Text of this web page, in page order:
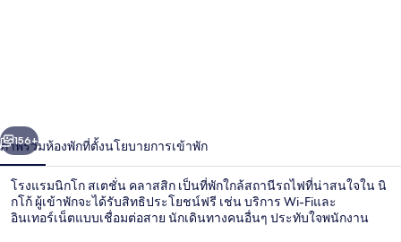
ส
เตชั่
น
า
ถัดไป
156+
ภาพรวมห้องพักที่ตั้งนโยบายการเข้าพัก
โรงแรมนิกโก สเตชั่น คลาสสิก เป็นที่พักใกล้สถานีรถไฟที่น่าสนใจใน นิ
กโก้ ผู้เข้าพักจะได้รับสิทธิประโยชน์ฟรี เช่น บริการ Wi-Fiและ
อินเทอร์เน็ตแบบเชื่อมต่อสาย นักเดินทางคนอื่นๆ ประทับใจพนักงาน